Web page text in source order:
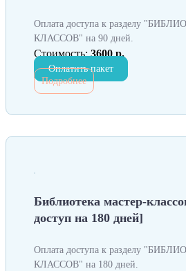
Оплата доступа к разделу
КЛАССОВ" на 90 дней.
Стоимость: 3600 р.
Оплатить пакет
Подробнее
Библиотека мастер-
доступ на 180 дней]
Оплата доступа к разделу
КЛАССОВ" на 180 дней.